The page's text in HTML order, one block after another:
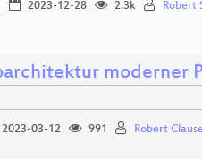
2023-12-28 2.3k Robert
moderner
2023-03-12 991 Robert